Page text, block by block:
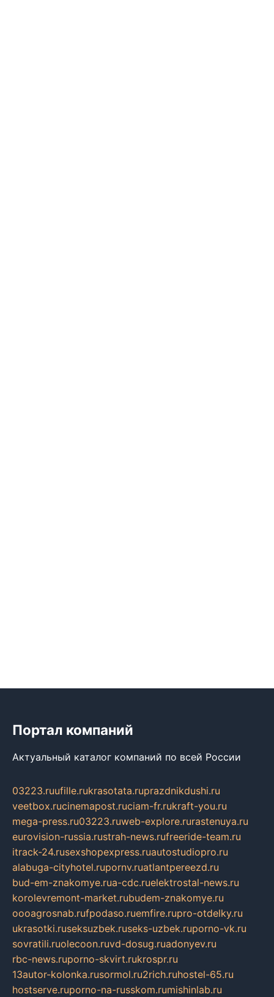
Портал компаний
Актуальный каталог компаний по всей России
03223.ruufille.rukrasotata.ruprazdnikdushi.ru
veetbox.rucinemapost.ruciam-fr.rukraft-you.ru
mega-press.ru03223.ruweb-explore.rurastenuya.ru
eurovision-russia.rustrah-news.rufreeride-team.ru
itrack-24.rusexshopexpress.ruautostudiopro.ru
alabuga-cityhotel.rupornv.ruatlantpereezd.ru
bud-em-znakomye.rua-cdc.ruelektrostal-news.ru
korolevremont-market.rubudem-znakomye.ru
oooagrosnab.rufpodaso.ruemfire.rupro-otdelky.ru
ukrasotki.ruseksuzbek.ruseks-uzbek.ruporno-vk.ru
sovratili.ruolecoon.ruvd-dosug.ruadonyev.ru
rbc-news.ruporno-skvirt.rukrospr.ru
13autor-kolonka.rusormol.ru2rich.ruhostel-65.ru
hostserve.ruporno-na-russkom.rumishinlab.ru